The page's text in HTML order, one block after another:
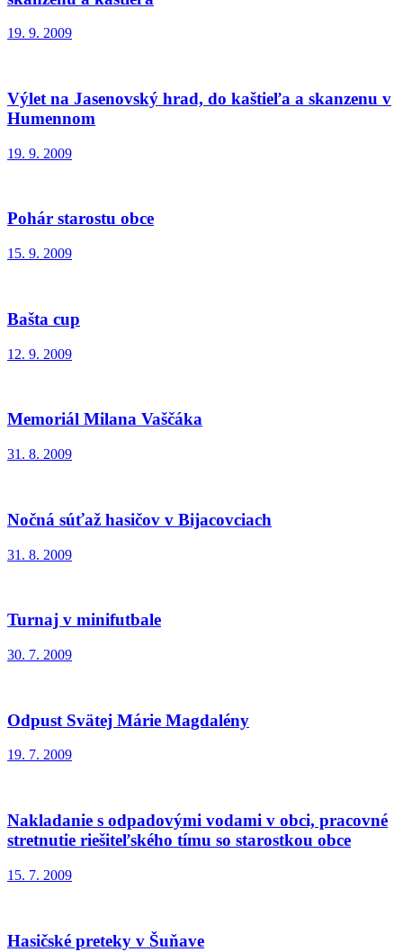
19. 9. 2009
Výlet na Jasenovský hrad, do kaštieľa a skanzenu v
Humennom
19. 9. 2009
Pohár starostu obce
15. 9. 2009
Bašta cup
12. 9. 2009
Memoriál Milana Vaščáka
31. 8. 2009
Nočná súťaž hasičov v Bijacovciach
31. 8. 2009
Turnaj v minifutbale
30. 7. 2009
Odpust Svätej Márie Magdalény
19. 7. 2009
Nakladanie s odpadovými vodami v obci, pracovné
stretnutie riešiteľského tímu so starostkou obce
15. 7. 2009
Hasičské preteky v Šuňave